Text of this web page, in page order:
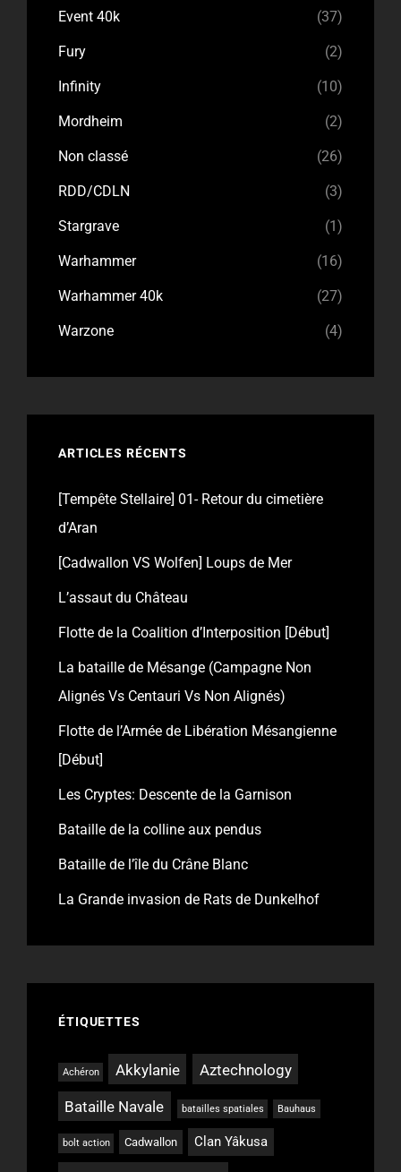
Event 40k (37)
Fury (2)
Infinity (10)
Mordheim (2)
Non classé (26)
RDD/CDLN (3)
Stargrave (1)
Warhammer (16)
Warhammer 40k (27)
Warzone (4)
ARTICLES RÉCENTS
[Tempête Stellaire] 01- Retour du cimetière
d’Aran
[Cadwallon VS Wolfen] Loups de Mer
L’assaut du Château
Flotte de la Coalition d’Interposition [Début]
La bataille de Mésange (Campagne Non
Alignés Vs Centauri Vs Non Alignés)
Flotte de l’Armée de Libération Mésangienne
[Début]
Les Cryptes: Descente de la Garnison
Bataille de la colline aux pendus
Bataille de l’île du Crâne Blanc
La Grande invasion de Rats de Dunkelhof
ÉTIQUETTES
Achéron Akkylanie Aztechnology
Bataille Navale batailles spatiales Bauhaus
bolt action Cadwallon Clan Yâkusa